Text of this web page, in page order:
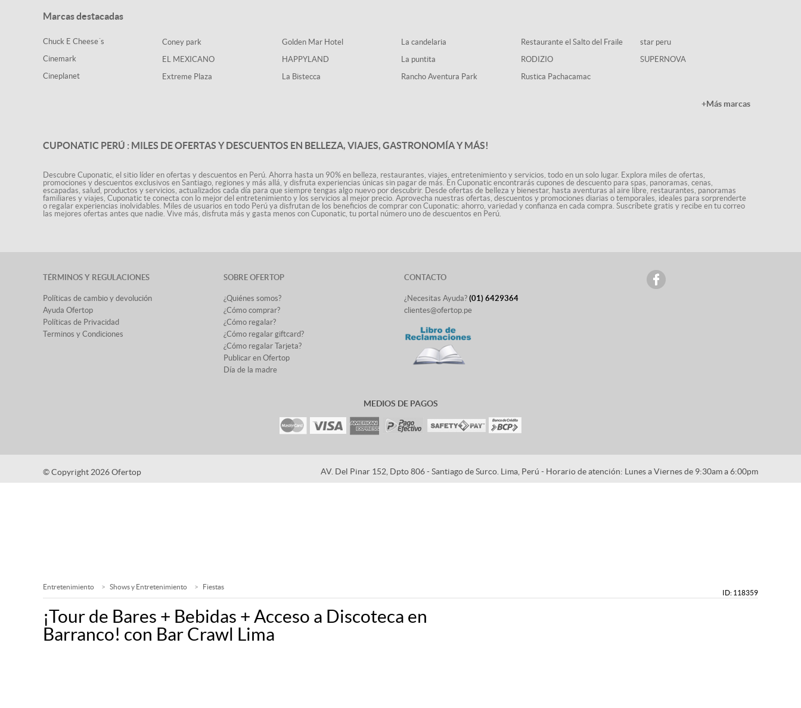
Marcas destacadas
Chuck E Cheese´s
Cinemark
Cineplanet
Coney park
EL MEXICANO
Extreme Plaza
Golden Mar Hotel
HAPPYLAND
La Bistecca
La candelaria
La puntita
Rancho Aventura Park
Restaurante el Salto del Fraile
RODIZIO
Rustica Pachacamac
star peru
SUPERNOVA
+Más marcas
CUPONATIC PERÚ : MILES DE OFERTAS Y DESCUENTOS EN BELLEZA, VIAJES, GASTRONOMÍA Y MÁS!
Descubre Cuponatic, el sitio líder en ofertas y descuentos en Perú. Ahorra hasta un 90% en belleza, restaurantes, viajes, entretenimiento y servicios, todo en un solo lugar. Explora miles de ofertas,
promociones y descuentos exclusivos en Santiago, regiones y más allá, y disfruta experiencias únicas sin pagar de más. En Cuponatic encontrarás cupones de descuento para spas, panoramas, cenas,
escapadas, salud, productos y servicios, actualizados cada día para que siempre tengas algo nuevo por descubrir. Desde ofertas de belleza y bienestar, hasta aventuras al aire libre, restaurantes, panoramas
familiares y viajes, Cuponatic te conecta con lo mejor del entretenimiento y los servicios al mejor precio. Aprovecha nuestras ofertas, descuentos y promociones diarias o temporales, ideales para sorprenderte
o regalar experiencias inolvidables. Miles de usuarios en todo Perú ya disfrutan de los beneficios de comprar con Cuponatic: ahorro, variedad y confianza en cada compra. Suscríbete gratis y recibe en tu correo
las mejores ofertas antes que nadie. Vive más, disfruta más y gasta menos con Cuponatic, tu portal número uno de descuentos en Perú.
TÉRMINOS Y REGULACIONES
Políticas de cambio y devolución
Ayuda Ofertop
Políticas de Privacidad
Terminos y Condiciones
SOBRE OFERTOP
¿Quiénes somos?
¿Cómo comprar?
¿Cómo regalar?
¿Cómo regalar giftcard?
¿Cómo regalar Tarjeta?
Publicar en Ofertop
Día de la madre
CONTACTO
¿Necesitas Ayuda? (01) 6429364
clientes@ofertop.pe
MEDIOS DE PAGOS
© Copyright 2026 Ofertop AV. Del Pinar 152, Dpto 806 - Santiago de Surco. Lima, Perú - Horario de atención: Lunes a Viernes de 9:30am a 6:00pm
Entretenimiento Shows y Entretenimiento Fiestas
ID: 118359
¡Tour de Bares + Bebidas + Acceso a Discoteca en
Barranco! con Bar Crawl Lima